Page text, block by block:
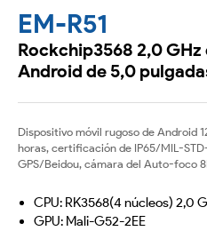
EM-R51
Rockchip3568 2,0
Android de 5,0
Dispositivo móvil rugoso de Android
horas, certificación de IP65/MIL-
GPS/Beidou, cámara del Auto-foco
CPU: RK3568(4 núcleos) 2,0
GPU: Mali-G52-2EE